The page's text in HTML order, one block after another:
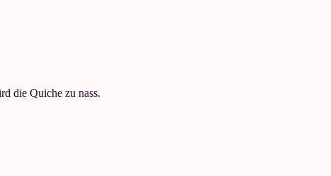
die Quiche zu nass.